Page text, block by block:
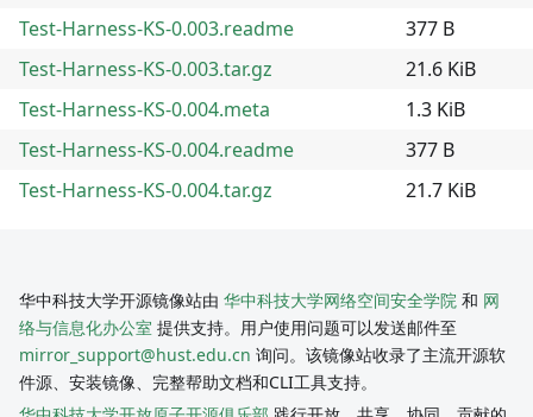
Test-Harness-KS-0.003.readme
377 B
Test-Harness-KS-0.003.tar.gz
21.6 KiB
Test-Harness-KS-0.004.meta
1.3 KiB
Test-Harness-KS-0.004.readme
377 B
Test-Harness-KS-0.004.tar.gz
21.7 KiB
华中科技大学开源镜像站由 华中科技大学网络空间安全学院 和 网
络与信息化办公室 提供支持。用户使用问题可以发送邮件至
mirror_support@hust.edu.cn 询问。该镜像站收录了主流开源软
件源、安装镜像、完整帮助文档和CLI工具支持。